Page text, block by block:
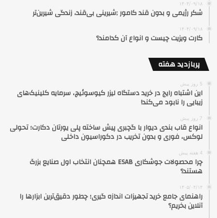
۱۴۰۴/۰۹/۱۸
شکر رژیمی و بدون قند کامور ;شیرینی بی‌قند، زندگی شیرین‌تر
۱۴۰۴/۰۹/۱۸
کارت ویزیت چیست و انواع آن کدامند؟
پربازدید هفته
5 روز پیش
این اشتباه رایج در خرید دستگاه لیزر کیوسوئیچ، سرمایه کلینیک‌های
زیبایی را نابود می‌کند!
7 روز پیش
انواع قاب بندی دیوار با گچبری پیش ساخته پلی یورتان دکارت؛ تحولی
لوکس، فوری و بدون تخریب در دکوراسیون داخلی
4 هفته پیش
چرا محصولات جوشکاری ESAB همچنان انتخاب اول صنایع بزرگ
هستند؟
۱۴۰۵/۰۴/۱۴
راهنمای جامع خرید تجهیزات اندازه گیری؛ چطور دقیق‌ترین ابزارها را
آنلاین بخریم؟